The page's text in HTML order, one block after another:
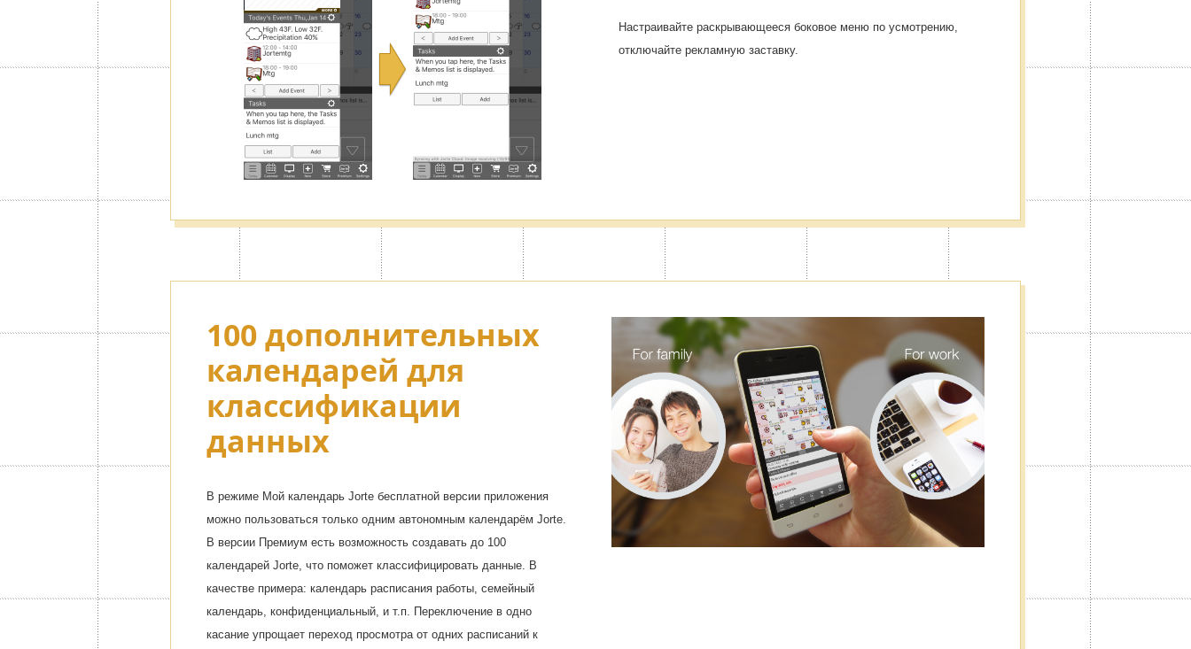
Настраивайте раскрывающееся боковое меню по усмотрению,
отключайте рекламную заставку.
100 дополнительных
календарей для
классификации
данных
В режиме Мой календарь Jorte бесплатной версии приложения
можно пользоваться только одним автономным календарём Jorte.
В версии Премиум есть возможность создавать до 100
календарей Jorte, что поможет классифицировать данные. В
качестве примера: календарь расписания работы, семейный
календарь, конфиденциальный, и т.п. Переключение в одно
касание упрощает переход просмотра от одних расписаний к